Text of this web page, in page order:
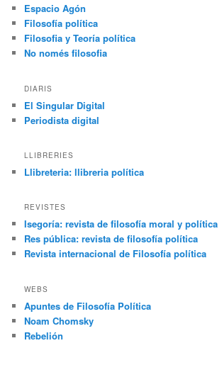
Espacio Agón
Filosofía política
Filosofia y Teoría política
No només filosofia
DIARIS
El Singular Digital
Periodista digital
LLIBRERIES
Llibreteria: llibreria política
REVISTES
Isegoría: revista de filosofía moral y política
Res pública: revista de filosofía política
Revista internacional de Filosofía política
WEBS
Apuntes de Filosofía Política
Noam Chomsky
Rebelión